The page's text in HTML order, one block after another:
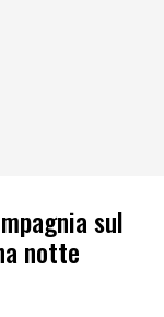
sul
notte